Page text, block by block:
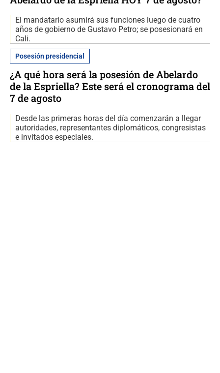
El mandatario asumirá sus funciones luego de cuatro
años de gobierno de Gustavo Petro; se posesionará en
Cali.
Posesión presidencial
¿A qué hora será la posesión de Abelardo
de la Espriella? Este será el cronograma del
7 de agosto
Desde las primeras horas del día comenzarán a llegar
autoridades, representantes diplomáticos, congresistas
e invitados especiales.